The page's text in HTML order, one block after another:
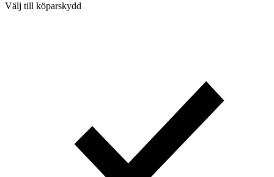
Välj till köparskydd